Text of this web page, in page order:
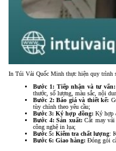
In Túi Vải Quốc Minh thực hiện quy trình
Bước 1: Tiếp nhận và tư
thước, số lượng, màu sắc, nội
Bước 2: Báo giá và thiết kế:
tùy chỉnh theo yêu cầu;
Bước 3: Ký hợp đồng: Ký hợp
Bước 4: Sản xuất:Cắt may
công nghệ in lụa;
Bước 5: Kiểm tra chất lượng:
Bước 6: Giao hàng: Đóng gói